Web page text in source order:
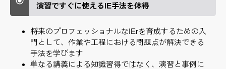
演習ですぐに使えるIE手法を体得
将来のプロフェッショナルなIErを育成するための入
門として、作業や工程における問題点が解決できる
手法を学びます
単なる講義による知識習得ではなく、演習と事例に